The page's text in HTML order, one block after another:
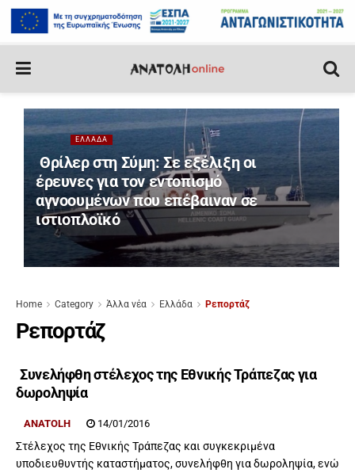
ΕΛΛΆΔΑ
Θρίλερ στη Σύμη: Σε εξέλιξη οι
έρευνες για τον εντοπισμό
αγνοουμένων που επέβαιναν σε
ιστιοπλοϊκό
Home Category Άλλα νέα Ελλάδα Ρεπορτάζ
Ρεπορτάζ
Συνελήφθη στέλεχος της Εθνικής Τράπεζας για
δωροληψία
ANATOLH 14/01/2016
Στέλεχος της Εθνικής Τράπεζας και συγκεκριμένα
υποδιευθυντής καταστήματος, συνελήφθη για δωροληψία, ενώ